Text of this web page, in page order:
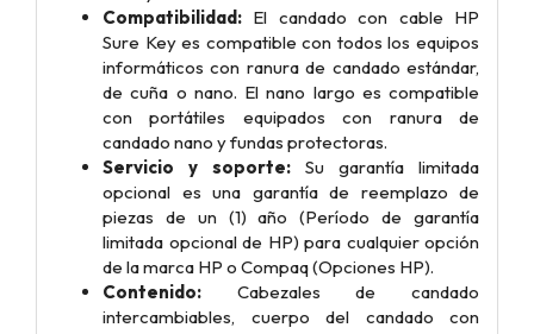
Compatibilidad: El candado con cable HP
Sure Key es compatible con todos los equipos
informáticos con ranura de candado estándar,
de cuña o nano. El nano largo es compatible
con portátiles equipados con ranura de
candado nano y fundas protectoras.
Servicio y soporte: Su garantía limitada
opcional es una garantía de reemplazo de
piezas de un (1) año (Período de garantía
limitada opcional de HP) para cualquier opción
de la marca HP o Compaq (Opciones HP).
Contenido: Cabezales de candado
intercambiables, cuerpo del candado con